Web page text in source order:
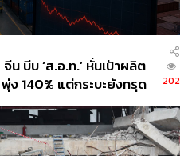
บีบ ‘ส.อ.ท.’ หั่นเป้าผลิต
ง 140% แต่กระบะยังทรุด
202